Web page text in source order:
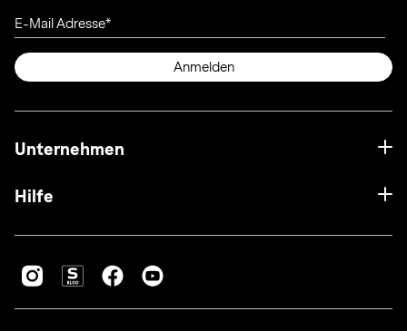
E-Mail Adresse
Anmelden
Unternehmen
Hilfe